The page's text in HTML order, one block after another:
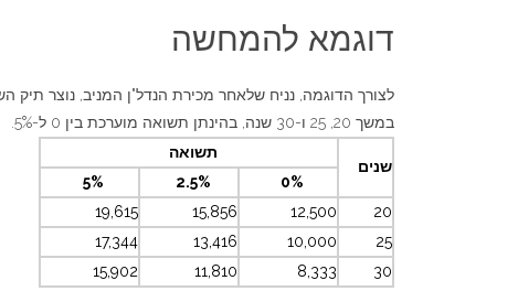
דוגמא להמחשה
במשך 20, 25 ו-30 שנה, בהינתן תשואה מוערכת בין 0 ל-5%.
שנים
תשואה
0%
2.5%
5%
20
12,500
15,856
19,615
25
10,000
13,416
17,344
30
8,333
11,810
15,902